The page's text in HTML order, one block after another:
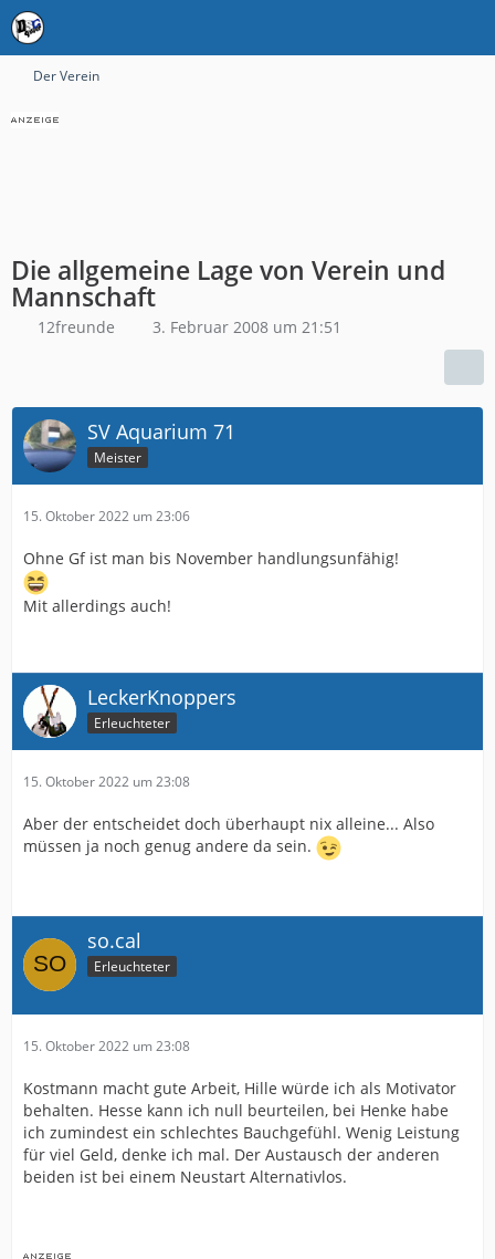
Der Verein
Die allgemeine Lage von Verein und
Mannschaft
12freunde 3. Februar 2008 um 21:51
SV Aquarium 71
Meister
15. Oktober 2022 um 23:06
Ohne Gf ist man bis November handlungsunfähig!
Mit allerdings auch!
LeckerKnoppers
Erleuchteter
15. Oktober 2022 um 23:08
Aber der entscheidet doch überhaupt nix alleine... Also
müssen ja noch genug andere da sein.
so.cal
Erleuchteter
15. Oktober 2022 um 23:08
Kostmann macht gute Arbeit, Hille würde ich als Motivator
behalten. Hesse kann ich null beurteilen, bei Henke habe
ich zumindest ein schlechtes Bauchgefühl. Wenig Leistung
für viel Geld, denke ich mal. Der Austausch der anderen
beiden ist bei einem Neustart Alternativlos.